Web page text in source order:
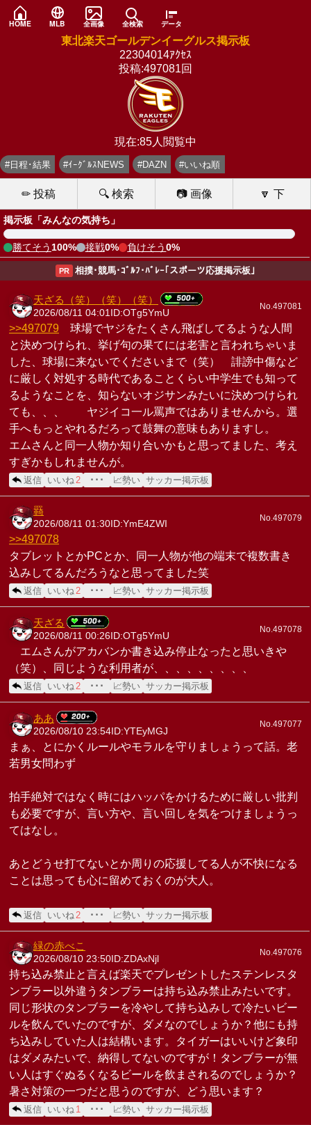
HOME MLB 全画像 全検索 データ
東北楽天ゴールデンイーグルス掲示板
22304014ｱｸｾｽ
投稿:497081回
現在:85人閲覧中
#日程･結果 #ｲｰｸﾞﾙｽNEWS #DAZN #いいね順
✏ 投稿 🔍 検索 📷 画像 🔽 下
掲示板「みんなの気持ち」
勝てそう100% 接戦0% 負けそう0%
PR 相撲･競馬･ｺﾞﾙﾌ･ﾊﾞﾚｰ｢スポーツ応援掲示板｣
天ざる（笑）（笑）（笑）
2026/08/11 04:01 ID:OTg5YmU
No.497081
>>497079 球場でヤジをたくさん飛ばしてるような人間
と決めつけられ、挙げ句の果てには老害と言われちゃいま
した、球場に来ないでくださいまで（笑） 誹謗中傷など
に厳しく対処する時代であることくらい中学生でも知って
るようなことを、知らないオジサンみたいに決めつけられ
ても、、、 ヤジイコ一ル罵声ではありませんから。選
手へもっとやれるだろって鼓舞の意味もありますし。
エムさんと同一人物か知り合いかもと思ってました、考え
すぎかもしれませんが。
返信 いいね2 ･･･ 📈勢い サッカー掲示板
羇
2026/08/11 01:30 ID:YmE4ZWI
No.497079
>>497078
タブレットとかPCとか、同一人物が他の端末で複数書き
込みしてるんだろうなと思ってました笑
返信 いいね2 ･･･ 📈勢い サッカー掲示板
天ざる
2026/08/11 00:26 ID:OTg5YmU
No.497078
エムさんがアカバンか書き込み停止なったと思いきや
（笑）、同じような利用者が、、、、、、、、、
返信 いいね 2 ･･･ 📈勢い サッカー掲示板
ああ
2026/08/10 23:54 ID:YTEyMGJ
No.497077
まぁ、とにかくルールやモラルを守りましょうって話。老
若男女問わず
拍手絶対ではなく時にはハッパをかけるために厳しい批判
も必要ですが、言い方や、言い回しを気をつけましょうっ
てはなし。
あとどうせ打てないとか周りの応援してる人が不快になる
ことは思っても心に留めておくのが大人。
返信 いいね 2 ･･･ 📈勢い サッカー掲示板
緑の赤べこ
2026/08/10 23:50 ID:ZDAxNjl
No.497076
持ち込み禁止と言えば楽天でプレゼントしたステンレスタ
ンブラー以外違うタンブラーは持ち込み禁止みたいです。
同じ形状のタンブラーを冷やして持ち込みして冷たいビー
ルを飲んでいたのですが、ダメなのでしょうか？他にも持
ち込みしていた人は結構います。タイガーはいいけど象印
はダメみたいで、納得してないのですが！タンブラーが無
い人はすぐぬるくなるビールを飲まされるのでしょうか？
暑さ対策の一つだと思うのですが、どう思います？
返信 いいね 1 ･･･ 📈勢い サッカー掲示板